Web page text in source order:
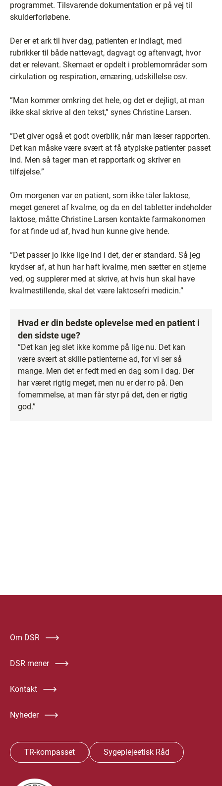
programmet. Tilsvarende dokumentation er på vej til
skulderforløbene.
Der er et ark til hver dag, patienten er indlagt, med
rubrikker til både nattevagt, dagvagt og aftenvagt, hvor
det er relevant. Skemaet er opdelt i problemområder som
cirkulation og respiration, ernæring, udskillelse osv.
”Man kommer omkring det hele, og det er dejligt, at man
ikke skal skrive al den tekst,” synes Christine Larsen.
”Det giver også et godt overblik, når man læser rapporten.
Det kan måske være svært at få atypiske patienter passet
ind. Men så tager man et rapportark og skriver en
tilføjelse.”
Om morgenen var en patient, som ikke tåler laktose,
meget generet af kvalme, og da en del tabletter indeholder
laktose, måtte Christine Larsen kontakte farmakonomen
for at finde ud af, hvad hun kunne give hende.
”Det passer jo ikke lige ind i det, der er standard. Så jeg
krydser af, at hun har haft kvalme, men sætter en stjerne
ved, og supplerer med at skrive, at hvis hun skal have
kvalmestillende, skal det være laktosefri medicin.”
Hvad er din bedste oplevelse med en patient i
den sidste uge?
”Det kan jeg slet ikke komme på lige nu. Det kan
være svært at skille patienterne ad, for vi ser så
mange. Men det er fedt med en dag som i dag. Der
har været rigtig meget, men nu er der ro på. Den
fornemmelse, at man får styr på det, den er rigtig
god.”
Om DSR
DSR mener
Kontakt
Nyheder
TR-kompasset Sygeplejeetisk Råd